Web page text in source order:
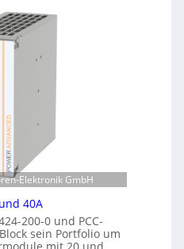
Elektronik GmbH
40A
200-0 und PCC-
sein Portfolio um